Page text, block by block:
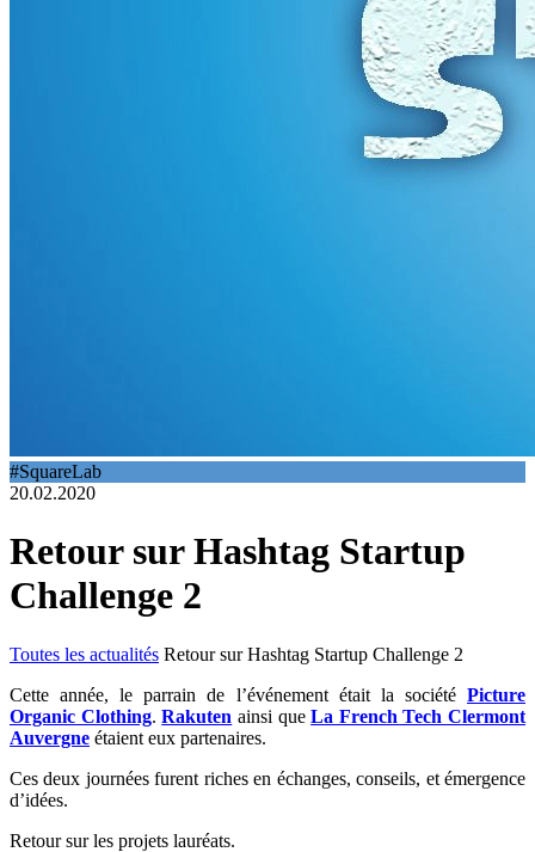
#SquareLab
20.02.2020
Retour sur Hashtag Startup
Challenge 2
Toutes les actualités Retour sur Hashtag Startup Challenge 2
Cette année, le parrain de l’événement était la société Picture
Organic Clothing.Rakuten ainsi queLa French Tech Clermont
Auvergne étaient eux partenaires.
Ces deux journées furent riches en échanges, conseils, et émergence
d’idées.
Retour sur les projets lauréats.